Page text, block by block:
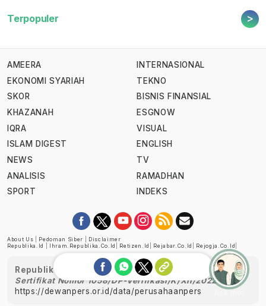
Terpopuler >
AMEERA
EKONOMI SYARIAH
SKOR
KHAZANAH
IQRA
ISLAM DIGEST
NEWS
ANALISIS
SPORT
INTERNASIONAL
TEKNO
BISNIS FINANSIAL
ESGNOW
VISUAL
ENGLISH
TV
RAMADHAN
INDEKS
About Us Pedoman Siber
Disclaimer
Republika.id
Ihram.republika.co.id Retizen.id Rejabar.co.id Rejogja.co.id
Republika telah diverifikasi oleh Dewan Pers
Sertifikat Nomor 1058/DP-Verifikasi/K/XII/2022
https://dewanpers.or.id/data/perusahaanpers